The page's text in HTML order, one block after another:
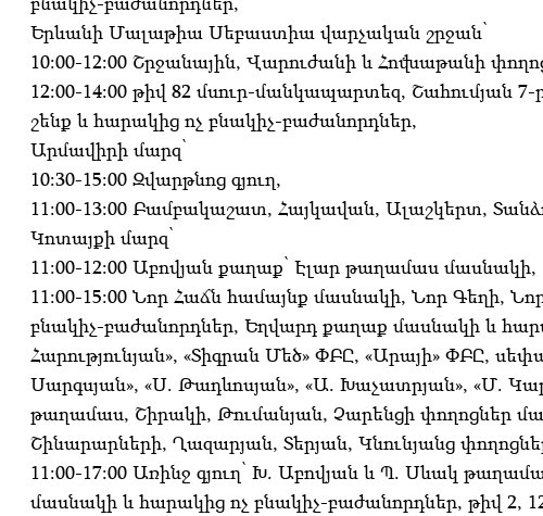
Երևանի Մալաթիա Սեբաստիա վարչական շրջան՝
10:00-12:00 Շրջանային, Վարուժանի և Հովնաթանի
12:00-14:00 թիվ 82 մսուր-մանկապարտեզ, Շահումյան
շենք և հարակից ոչ բնակիչ-բաժանորդներ,
Արմավիրի մարզ՝
10:30-15:00 Զվարթնոց գյուղ,
11:00-13:00 Բամբակաշատ, Հայկավան, Ալաշկերտ,
Կոտայքի մարզ՝
11:00-12:00 Աբովյան քաղաք՝ Էլար թաղամաս մասնակի,
11:00-15:00 Նոր Հաճն համայնք մասնակի, Նոր Գեղի,
բնակիչ-բաժանորդներ, Եղվարդ քաղաք մասնակի և
Հարությունյան», «Տիգրան Մեծ» ՓԲԸ, «Արայի» ՓԲԸ,
Սարգսյան», «Ս. Թադևոսյան», «Ա. Խաչատրյան», «Մ.
թաղամաս, Շիրակի, Թումանյան, Չարենցի փողոցներ
Շինարարների, Ղազարյան, Տերյան, Կնունյանց
11:00-17:00 Առինջ գյուղ՝ Խ. Աբովյան և Պ. Սևակ
մասնակի և հարակից ոչ բնակիչ-բաժանորդներ, թիվ 2,